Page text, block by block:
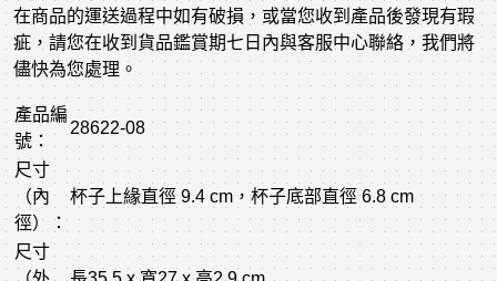
在商品的運送過程中如有破損，或當您收到產品後發現有瑕
疵，請您在收到貨品鑑賞期七日內與客服中心聯絡，我們將
儘快為您處理。
產品編
號：
28622-08
尺寸
（內
徑）：
杯子上緣直徑 9.4 cm，杯子底部直徑 6.8 cm
尺寸